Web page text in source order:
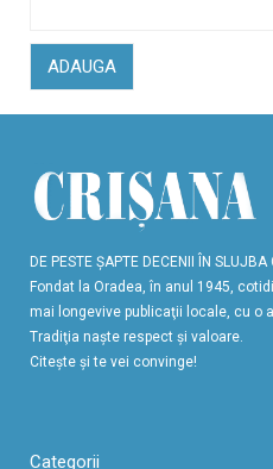
ADAUGA
DE PESTE ŞAPTE DECENII ÎN SLUJBA
Fondat la Oradea, în anul 1945,
mai longevive publicaţii locale, cu o
Tradiţia naşte respect şi valoare.
Citeşte şi te vei convinge!
Categorii